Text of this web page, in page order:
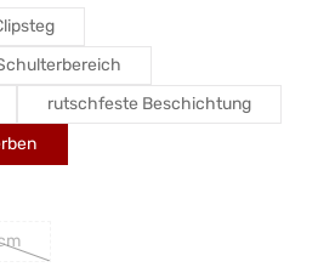
rutschfeste Beschichtung